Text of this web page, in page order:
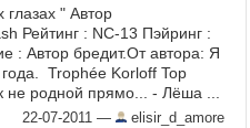
" Автор
Рейтинг : NC-13 Пэйринг :
: Автор бредит.От автора: Я
Trophée Korloff Top
не родной прямо... - Лёша ...
22-07-2011 — elisir_d_amore